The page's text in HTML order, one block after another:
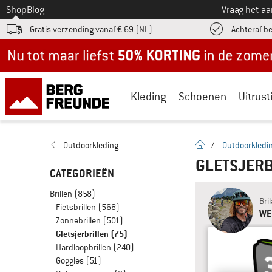
Naar
ShopBlog Vraag het
Gratis verzending vanaf € 69 (NL) Achteraf
Kleding Schoenen
Outdoorkleding
CATEGORIEËN
Brillen (858)
Fietsbrillen (568)
Zonnebrillen (501)
Gletsjerbrillen (75)
Hardloopbrillen (240)
Goggles (51)
Startpagina
/